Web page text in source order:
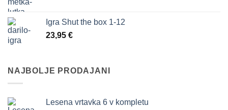
Igra Shut the box 1-12
23,95 €
NAJBOLJE PRODAJANI
Lesena vrtavka 6 v kompletu